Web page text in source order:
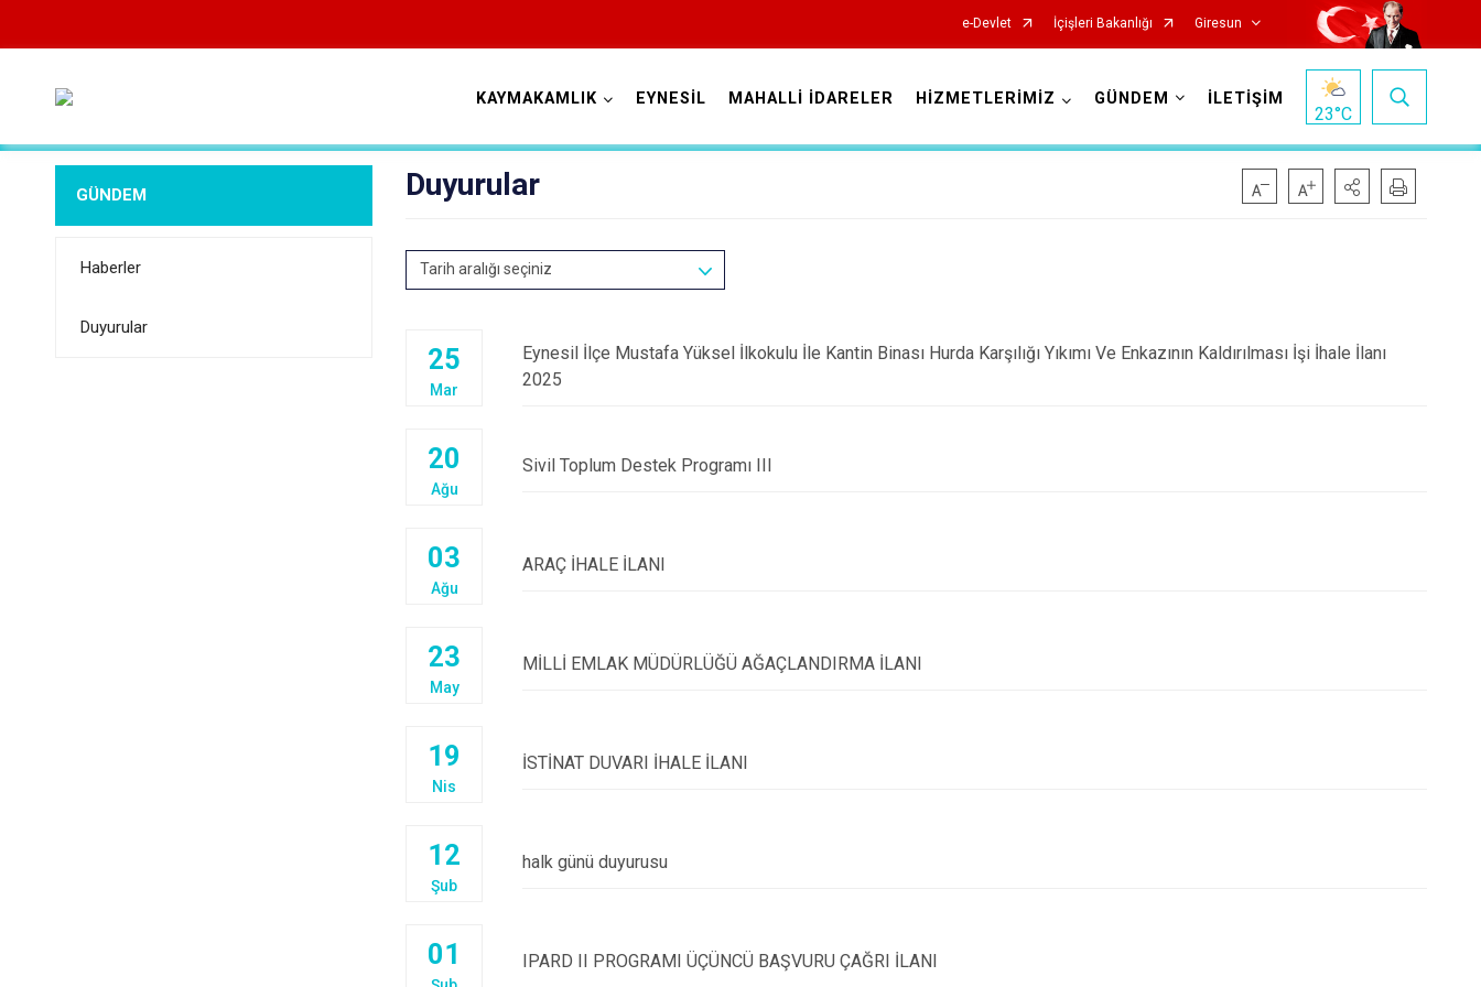
e-Devlet İçişleri Bakanlığı Giresun
Bulancak
Güce
KAYMAKAMLIK EYNESİL MAHALLİ İDARELER HİZMETLERİMİZ GÜNDEM İLETİŞİM
23°C
GÜNDEM
Haberler
Duyurular
Duyurular
Tarih aralığı seçiniz
25
Mar
Eynesil İlçe Mustafa Yüksel İlkokulu İle Kantin Binası Hurda Karşılığı Yıkımı Ve Enkazının Kaldırılması İşi İhale İlanı
2025
20
Ağu
Sivil Toplum Destek Programı III
03
Ağu
ARAÇ İHALE İLANI
23
May
MİLLİ EMLAK MÜDÜRLÜĞÜ AĞAÇLANDIRMA İLANI
19
Nis
İSTİNAT DUVARI İHALE İLANI
12
Şub
halk günü duyurusu
01 IPARD II PROGRAMI ÜÇÜNCÜ BAŞVURU ÇAĞRI İLANI